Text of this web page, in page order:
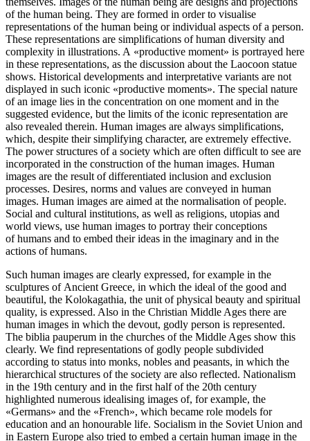
of the human being. They are formed in order to visualise
representations of the human being or individual aspects of a person.
These representations are simplifications of human diversity and
complexity in illustrations. A «productive moment» is portrayed here
in these representations, as the discussion about the Laocoon statue
shows. Historical developments and interpretative variants are not
displayed in such iconic «productive moments». The special nature
of an image lies in the concentration on one moment and in the
suggested evidence, but the limits of the iconic representation are
also revealed therein. Human images are always simplifications,
which, despite their simplifying character, are extremely effective.
The power structures of a society which are often difficult to see are
incorporated in the construction of the human images. Human
images are the result of differentiated inclusion and exclusion
processes. Desires, norms and values are conveyed in human
images. Human images are aimed at the normalisation of people.
Social and cultural institutions, as well as religions, utopias and
world views, use human images to portray their conceptions
of humans and to embed their ideas in the imaginary and in the
actions of humans.
Such human images are clearly expressed, for example in the
sculptures of Ancient Greece, in which the ideal of the good and
beautiful, the Kolokagathia, the unit of physical beauty and spiritual
quality, is expressed. Also in the Christian Middle Ages there are
human images in which the devout, godly person is represented.
The biblia pauperum in the churches of the Middle Ages show this
clearly. We find representations of godly people subdivided
according to status into monks, nobles and peasants, in which the
hierarchical structures of the society are also reflected. Nationalism
in the 19th century and in the first half of the 20th century
highlighted numerous idealising images of, for example, the
«Germans» and the «French», which became role models for
education and an honourable life. Socialism in the Soviet Union and
in Eastern Europe also tried to embed a certain human image in the